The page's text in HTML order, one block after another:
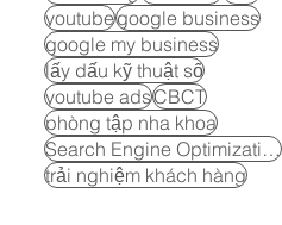
youtubegoogle business
google my business
lấy dấu kỹ thuật số
youtube adsCBCT
phòng tập nha khoa
Search Engine Optimization
trải nghiệm khách hàng